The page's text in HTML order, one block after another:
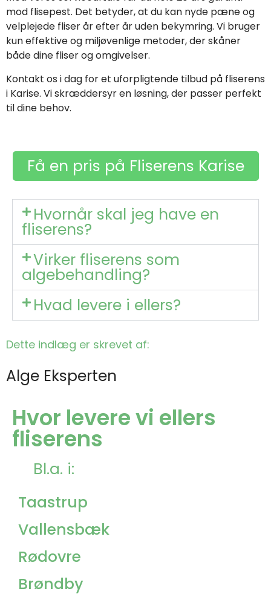
mod flisepest. Det betyder, at du kan nyde pæne og
velplejede fliser år efter år uden bekymring. Vi bruger
kun effektive og miljøvenlige metoder, der skåner
både dine fliser og omgivelser.
Kontakt os i dag for et uforpligtende tilbud på fliserens
i Karise. Vi skræddersyr en løsning, der passer perfekt
til dine behov.
Få en pris på Fliserens Karise
Hvornår skal jeg have en
fliserens?
Virker fliserens som
algebehandling?
Hvad levere i ellers?
Dette indlæg er skrevet af:
Alge Eksperten
Hvor levere vi ellers
fliserens
Bl.a. i:
Taastrup
Vallensbæk
Rødovre
Brøndby